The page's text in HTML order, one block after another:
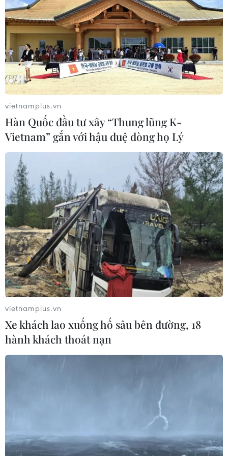
01/08/2026 09:31
Thành phố Hồ Chí Minh phát triển
hệ thống y tế đa tầng, đồng bộ, thống
nhất
01/08/2026 09:14
Gia Lai xác thực 99,8% dữ liệu bảo
hiểm
01/08/2026 07:05
Bộ Y tế : Trên 22% người trưởng
thành thiếu vận động thể lực
31/07/2026 04:10
TP Hồ Chí Minh đồng hành để trẻ
mắc bệnh hiểm nghèo không lỡ cơ
hội học tập và điều trị
30/07/2026 13:53
Bé trai 7 tuổi được ghép thận xuyên
Việt từ người hiến chết não
Lâm Đồng rà soát toàn bộ cơ sở kinh
ngộ độc
vietnamplus.vn
Hàn Quốc đầu tư xây “Thung lũng K-
Vietnam” gắn với hậu duệ dòng họ Lý
vietnamplus.vn
Xe khách lao xuống hố sâu bên đường, 18
hành khách thoát nạn